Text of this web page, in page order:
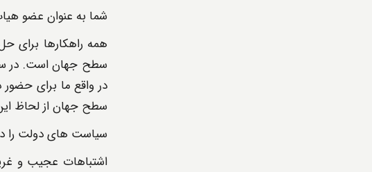
شما به عنوان عضو
همه راهکارها برای
سطح جهان است. در
در واقع ما برای
سطح جهان از لحاظ
سیاست های دولت را
اشتباهات عجیب و